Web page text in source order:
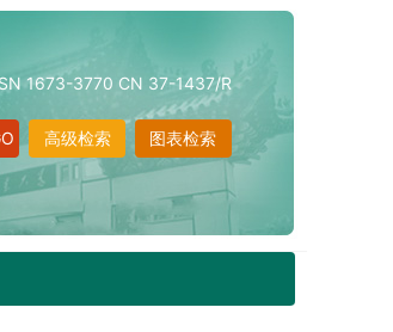
1673-3770 CN 37-1437/R
图表检索
高级检索